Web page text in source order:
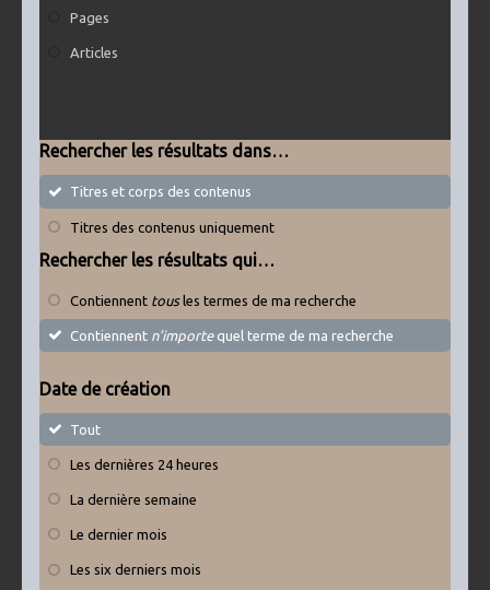
Pages
Articles
Rechercher les résultats dans…
Titres et corps des contenus
Titres des contenus uniquement
Rechercher les résultats qui…
Contiennent tousles termes de ma recherche
Contiennent n’importequel terme de ma recherche
Date de création
Tout
Les dernières 24 heures
La dernière semaine
Le dernier mois
Les six derniers mois